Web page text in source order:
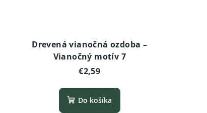
Drevená vianočná ozdoba –
Vianočný motív 7
€2,59
Do košíka